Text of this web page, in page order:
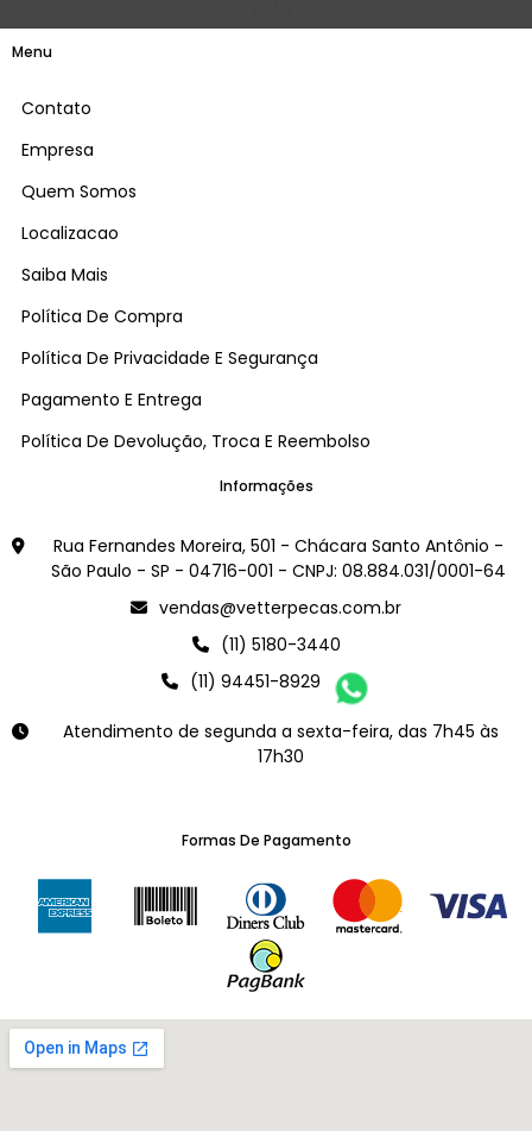
Menu
Contato
Empresa
Quem Somos
Localizacao
Saiba Mais
Política De Compra
Política De Privacidade E Segurança
Pagamento E Entrega
Política De Devolução, Troca E Reembolso
Informações
Rua Fernandes Moreira, 501 - Chácara Santo Antônio -
São Paulo - SP - 04716-001 - CNPJ: 08.884.031/0001-64
vendas@vetterpecas.com.br
(11) 5180-3440
(11) 94451-8929
Atendimento de segunda a sexta-feira, das 7h45 às
17h30
Formas De Pagamento